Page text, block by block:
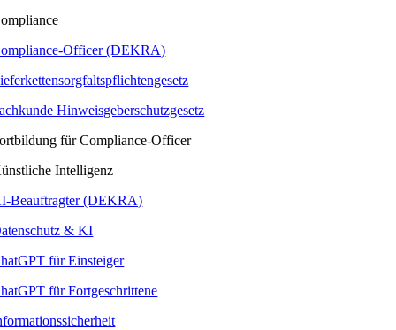
Officer (DEKRA)
Hinweisgeberschutzgesetz
für Compliance-Officer
Intelligenz
Beauftragter (DEKRA)
& KI
für Einsteiger
für Fortgeschrittene